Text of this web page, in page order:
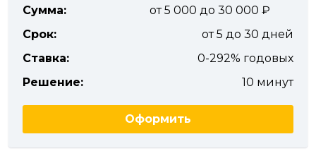
Сумма:
от 5 000 до 30 000
Срок:
от 5 до 30 дней
Ставка:
0-292% годовых
Решение:
10 минут
Оформить